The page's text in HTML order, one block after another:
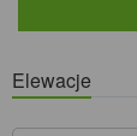
Elewacje